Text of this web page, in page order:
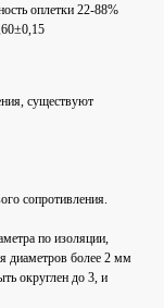
оплетки 22-88%
существуют
сопротивления.
по изоляции,
диаметров более 2 мм
округлен до 3, и